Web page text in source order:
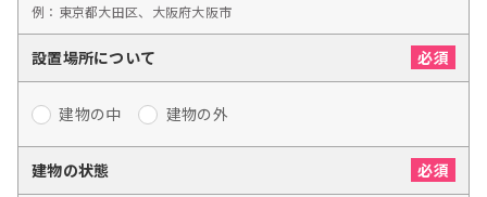
例：東京都大田区、大阪府大阪市
設置場所について
建物の中 建物の外
建物の状態